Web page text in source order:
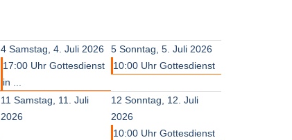
4 Samstag, 4. Juli 2026
17:00 Uhr Gottesdienst
in ...
5 Sonntag, 5. Juli 2026
10:00 Uhr Gottesdienst
11 Samstag, 11. Juli
2026
12 Sonntag, 12. Juli
2026
10:00 Uhr Gottesdienst